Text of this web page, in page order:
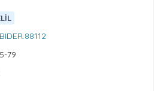
79